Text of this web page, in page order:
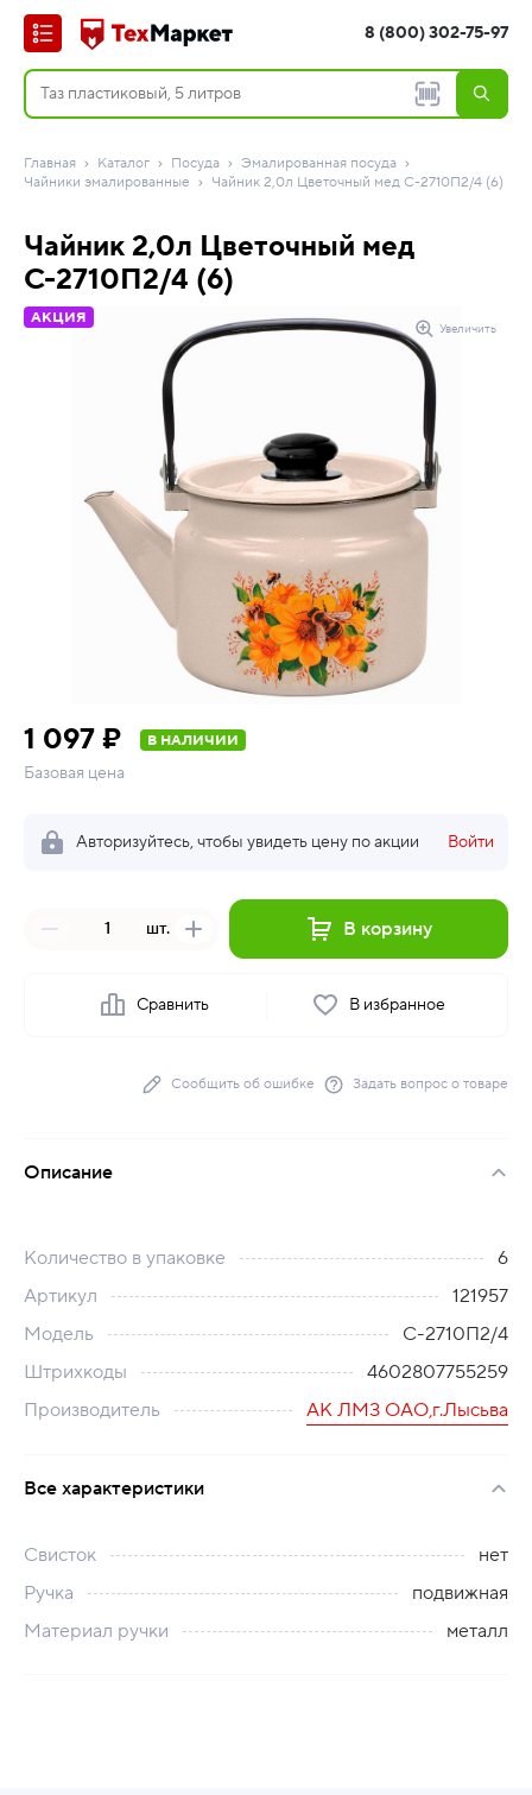
8 (800) 302-75-97
Главная Каталог Посуда
Эмалированная посуда
Чайники эмалированные
Чайник 2,0л Цветочный мед С-2710П2/4 (6)
Чайник 2,0л Цветочный мед
С-2710П2/4 (6)
АКЦИЯ
Увеличить
1 097 ₽ В НАЛИЧИИ
Базовая цена
Авторизуйтесь, чтобы увидеть цену по акции Войти
шт. В корзину
Сравнить В избранное
Сообщить об ошибке Задать вопрос о товаре
Описание
Количество в упаковке
6
Артикул
121957
Модель
С-2710П2/4
Штрихкоды
4602807755259
Производитель
АК ЛМЗ ОАО,г.Лысьва
Все характеристики
Свисток
нет
Ручка
подвижная
Материал ручки
металл